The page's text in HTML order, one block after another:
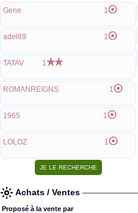
Gene 1
adel89 1
TATAV 1
ROMANREIGNS 1
1965 1
LOLOZ 1
Achats / Ventes
Proposé à la vente par